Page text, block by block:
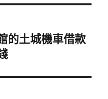
的土城機車借款